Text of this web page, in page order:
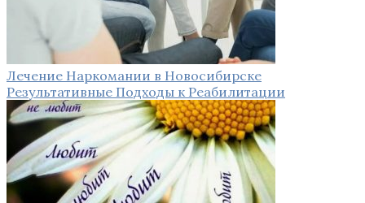
Лечение Наркомании в Новосибирске
Результативные Подходы к Реабилитации